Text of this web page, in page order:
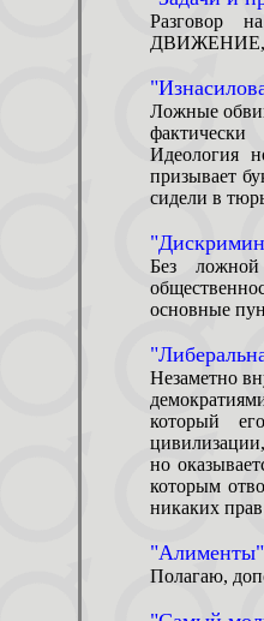
Разговор
ДВИЖЕНИЕ,
Ложные
Идеология
призывает
сидели в
Без
основные
Незаметно
который
но
которым
никаких
"Алименты"
Полагаю,